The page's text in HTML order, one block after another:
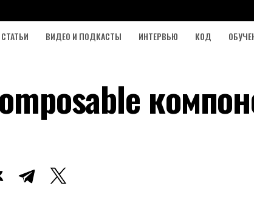
СТАТЬИ ВИДЕО И ПОДКАСТЫ ИНТЕРВЬЮ КОД